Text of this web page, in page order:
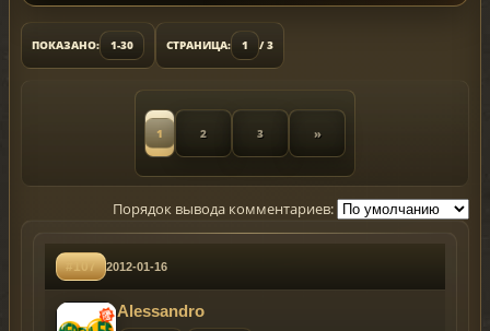
ПОКАЗАНО: 1-30 СТРАНИЦА: 1 / 3
1 2 3 »
Порядок вывода комментариев:
#107 2012-01-16
Alessandro